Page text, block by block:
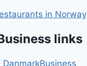
in Norway
links
DanmarkBusiness